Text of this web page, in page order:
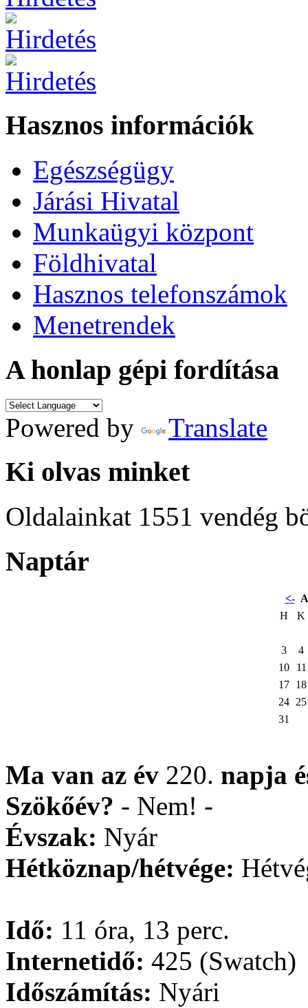
Hasznos információk
Egészségügy
Járási Hivatal
Munkaügyi központ
Földhivatal
Hasznos telefonszámok
Menetrendek
A honlap gépi fordítása
Powered by Translate
Ki olvas minket
Oldalainkat 1551 vendég
Naptár
<-
H
K
3
4
10
11
17 18
24 25
31
Ma van az év 220. napja
Szökőév? - Nem! -
Évszak: Nyár
Hétköznap/hétvége:
Idő: 11 óra, 13 perc.
Internetidő: 425 (Swatch)
Időszámítás: Nyári